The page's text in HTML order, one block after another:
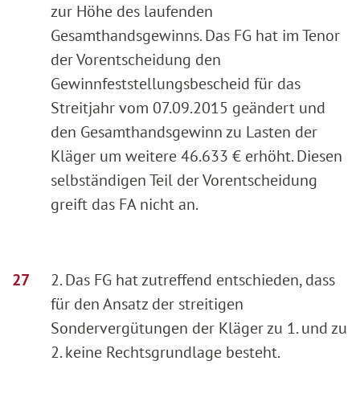
zur Höhe des laufenden
Gesamthandsgewinns. Das FG hat im Tenor
der Vorentscheidung den
Gewinnfeststellungsbescheid für das
Streitjahr vom 07.09.2015 geändert und
den Gesamthandsgewinn zu Lasten der
Kläger um weitere 46.633 € erhöht. Diesen
selbständigen Teil der Vorentscheidung
greift das FA nicht an.
2. Das FG hat zutreffend entschieden, dass
für den Ansatz der streitigen
Sondervergütungen der Kläger zu 1. und zu
2. keine Rechtsgrundlage besteht.